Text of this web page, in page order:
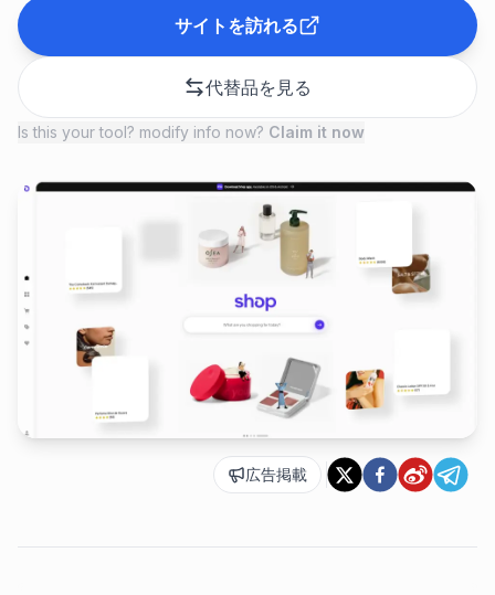
サイトを訪れる
代替品を見る
Is this your tool? modify info now? Claim it now
広告掲載